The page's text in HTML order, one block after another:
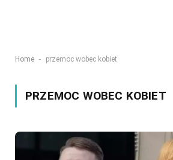
Home - przemoc wobec kobiet
PRZEMOC WOBEC KOBIET